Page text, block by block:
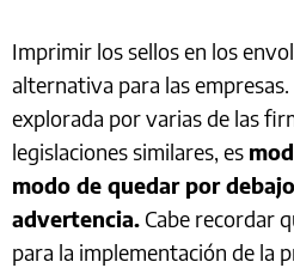
Imprimir los sellos en los
alternativa para las
explorada por varias de las
legislaciones similares, es
modo de quedar por
advertencia. Cabe recordar
para la implementación de la